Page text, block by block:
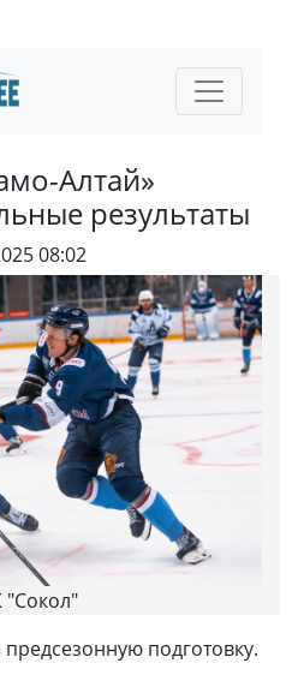
Алтай»
результаты
08:02
"Сокол"
подготовку.